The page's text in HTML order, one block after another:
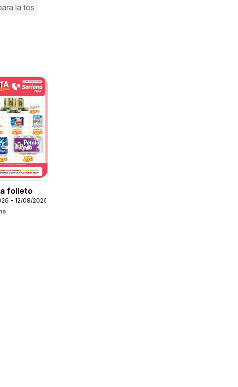
la tos
folleto
- 12/08/2026